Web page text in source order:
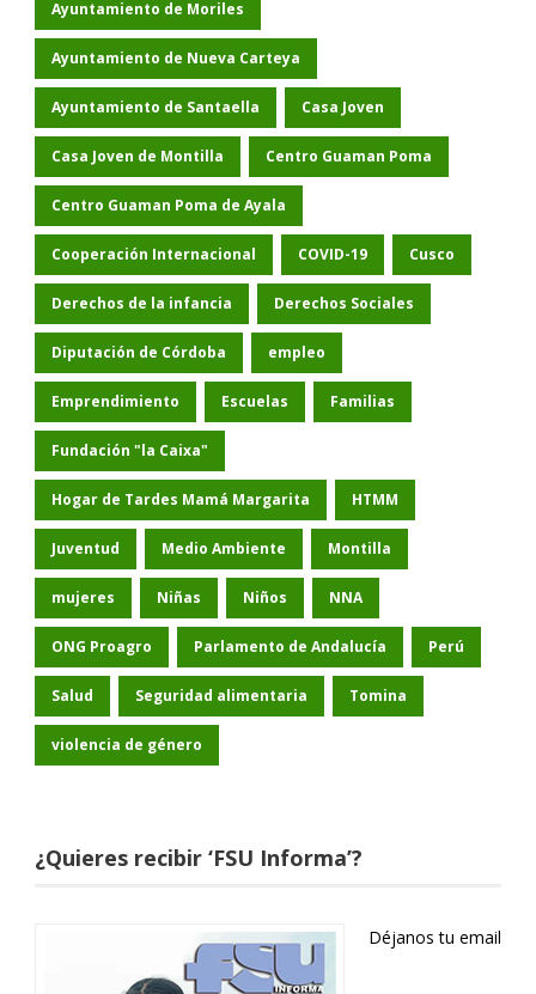
Ayuntamiento de Moriles
Ayuntamiento de Nueva Carteya
Ayuntamiento de Santaella Casa Joven
Casa Joven de Montilla Centro Guaman Poma
Centro Guaman Poma de Ayala
Cooperación Internacional COVID-19 Cusco
Derechos de la infancia Derechos Sociales
Diputación de Córdoba empleo
Emprendimiento Escuelas Familias
Fundación "la Caixa"
Hogar de Tardes Mamá Margarita HTMM
Juventud Medio Ambiente Montilla
mujeres Niñas Niños NNA
ONG Proagro Parlamento de Andalucía Perú
Salud Seguridad alimentaria Tomina
violencia de género
¿Quieres recibir ‘FSU Informa’?
Déjanos tu email